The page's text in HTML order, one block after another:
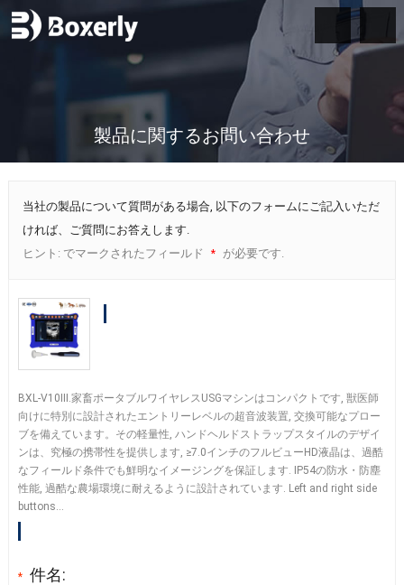
製品に関するお問い合わせ
当社の製品について質問がある場合, 以下のフォームにご記入いただ
ければ、ご質問にお答えします.
ヒント: でマークされたフィールド
* が必要です.
BXL-V10III.家畜ポータブルワイヤレスUSGマシンはコンパクトです, 獣医師
向けに特別に設計されたエントリーレベルの超音波装置, 交換可能なプロー
ブを備えています。その軽量性, ハンドヘルドストラップスタイルのデザイ
ンは、究極の携帯性を提供します, ≥7.0インチのフルビューHD液晶は、過酷
なフィールド条件でも鮮明なイメージングを保証します. IP54の防水・防塵
性能, 過酷な農場環境に耐えるように設計されています. Left and right side
buttons…
* 件名: